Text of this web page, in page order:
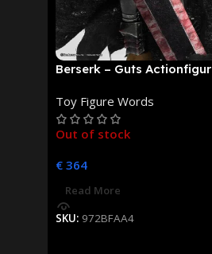
Berserk – Guts Actionfigur
Toy Figure Words
Out of stock
€ 364
Read More
SKU: 972BFAA4